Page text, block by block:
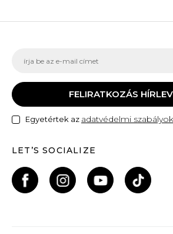
FELIRATKOZÁS
Egyetértek az adatvédelmi
LET’S SOCIALIZE